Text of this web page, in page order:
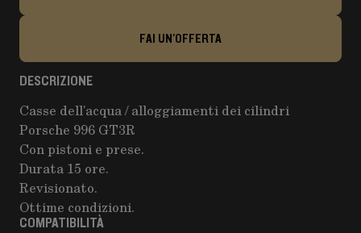
FAI UN'OFFERTA
DESCRIZIONE
Casse dell'acqua / alloggiamenti dei cilindri
Porsche 996 GT3R
Con pistoni e prese.
Durata 15 ore.
Revisionato.
Ottime condizioni.
COMPATIBILITÀ